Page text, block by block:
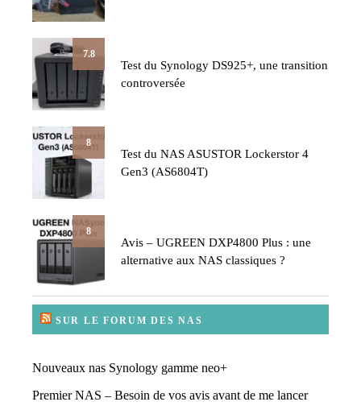
7.8
Test du Synology DS925+, une transition
controversée
8
Test du NAS ASUSTOR Lockerstor 4
Gen3 (AS6804T)
8
Avis – UGREEN DXP4800 Plus : une
alternative aux NAS classiques ?
SUR LE FORUM DES NAS
Nouveaux nas Synology gamme neo+
Premier NAS – Besoin de vos avis avant de me lancer